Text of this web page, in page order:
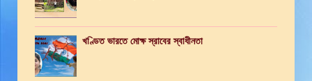
খণ্ডিত ভারতে মোক্ষ স্রাবের স্বাধীনতা